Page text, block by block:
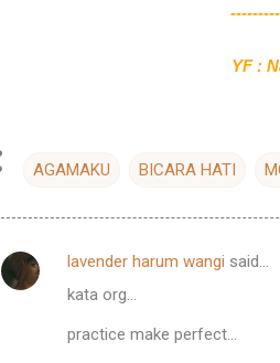
YF :
AGAMAKU BICARA HATI
C
lavender harum wangi said…
kata org...
practice make perfect...